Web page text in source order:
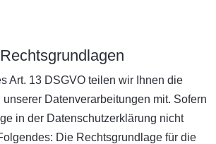
Art. 13 DSGVO teilen wir Ihnen die
Datenverarbeitungen mit. Sofern
in der Datenschutzerklärung nicht
Die Rechtsgrundlage für die